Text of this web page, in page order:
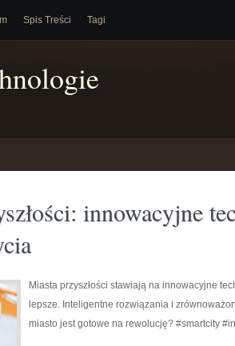
Spis Treści Tagi
innowacyjne
Miasta przyszłości stawiają na innowacyjne
lepsze. Inteligentne rozwiązania i
miasto jest gotowe na rewolucję? #smartcity